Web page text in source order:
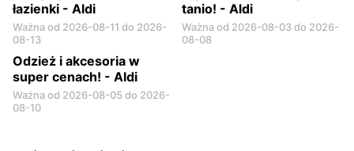
łazienki - Aldi
Ważna od 2026-08-11 do 2026-
08-13
tanio! - Aldi
Ważna od 2026-08-03 do 2026-
08-08
Odzież i akcesoria w
super cenach! - Aldi
Ważna od 2026-08-05 do 2026-
08-10